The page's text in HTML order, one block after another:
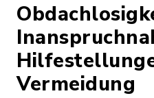
Vermeidung